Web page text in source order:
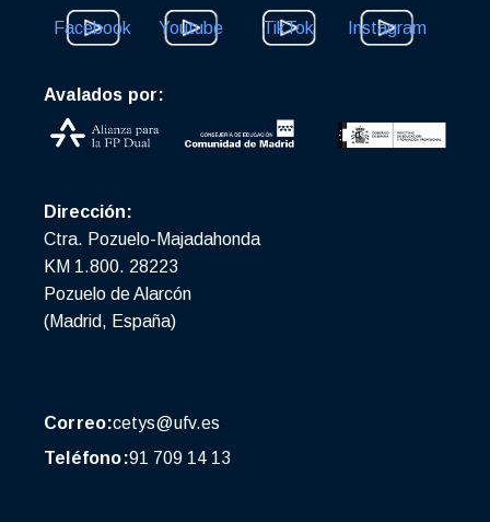
Facebook Youtube TikTok Instagram
Avalados por:
Dirección:
Ctra. Pozuelo-Majadahonda
KM 1.800. 28223
Pozuelo de Alarcón
(Madrid, España)
Correo:cetys@ufv.es
Teléfono:91 709 14 13